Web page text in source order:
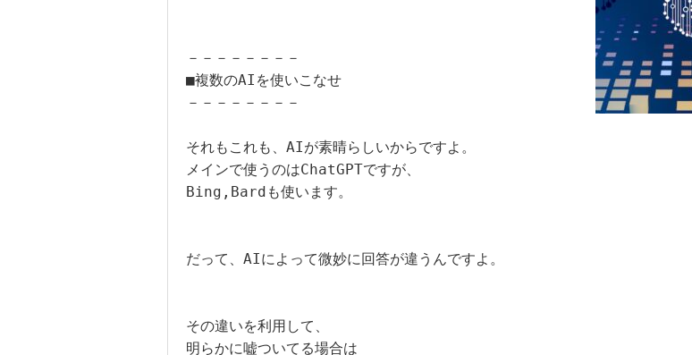
－－－－－－－－
■複数のAIを使いこなせ
－－－－－－－－
それもこれも、AIが素晴らしいからですよ。
メインで使うのはChatGPTですが、
Bing,Bardも使います。
だって、AIによって微妙に回答が違うんですよ。
その違いを利用して、
明らかに嘘ついてる場合は